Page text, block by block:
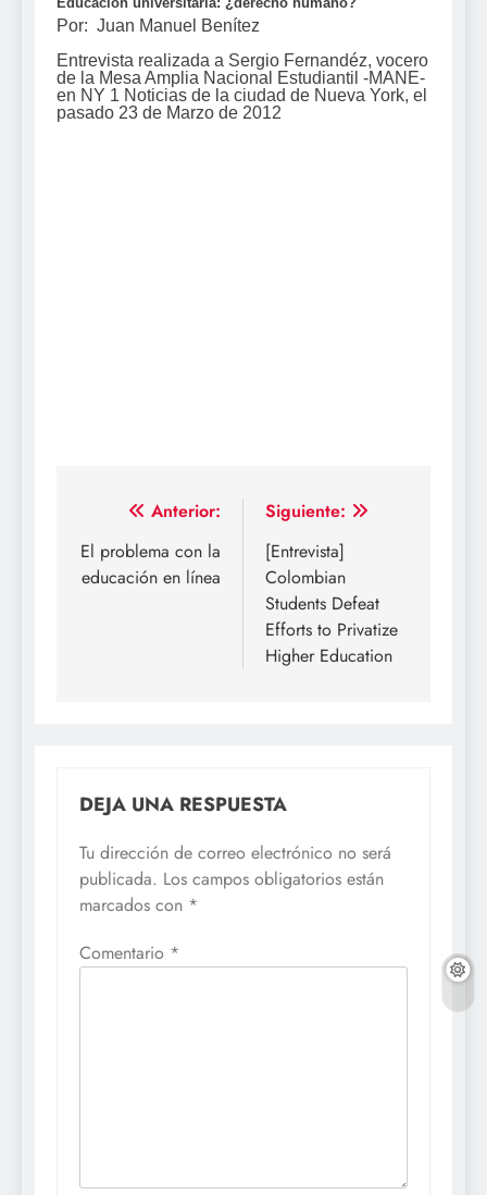
Por: Juan Manuel Benítez
Entrevista realizada a Sergio Fernandéz, vocero
de la Mesa Amplia Nacional Estudiantil -MANE-
en NY 1 Noticias de la ciudad de Nueva York, el
pasado 23 de Marzo de 2012
Navegación
de
entradas
Anterior:
El problema con la
educación en línea
Siguiente:
[Entrevista]
Colombian
Students Defeat
Efforts to Privatize
Higher Education
DEJA UNA RESPUESTA
Tu dirección de correo electrónico no será
publicada. Los campos obligatorios están
marcados con *
Comentario *